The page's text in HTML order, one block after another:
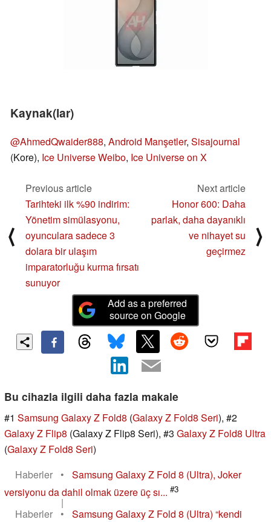
Kaynak(lar)
@AhmedQwaider888, Android Manşetler, Sisajournal
(Kore), Ice Universe Weibo, Ice Universe on X
⟨
Previous article
Tarihteki ilk %90 indirim:
Yönetim simülasyonu,
oyunculara sadece 3
dolara bir ulaşım
imparatorluğu kurma fırsatı
sunuyor
Next article
Honor 600: Daha
parlak, daha dayanıklı
ve nihayet su
geçirmez
⟩
Add as a preferred
source on Google
Bu cihazla ilgili daha fazla makale
#1 Samsung Galaxy Z Fold8 (Galaxy Z Fold8 Seri), #2
Galaxy Z Flip8 (Galaxy Z Flip8 Seri), #3 Galaxy Z Fold8 Ultra
(Galaxy Z Fold8 Seri)
Haberler
•
Samsung Galaxy Z Fold 8 (Ultra), Joker
versiyonu da dahil olmak üzere üç sı... #3
|
Haberler
•
Samsung Galaxy Z Fold 8 (Ultra) “kendi